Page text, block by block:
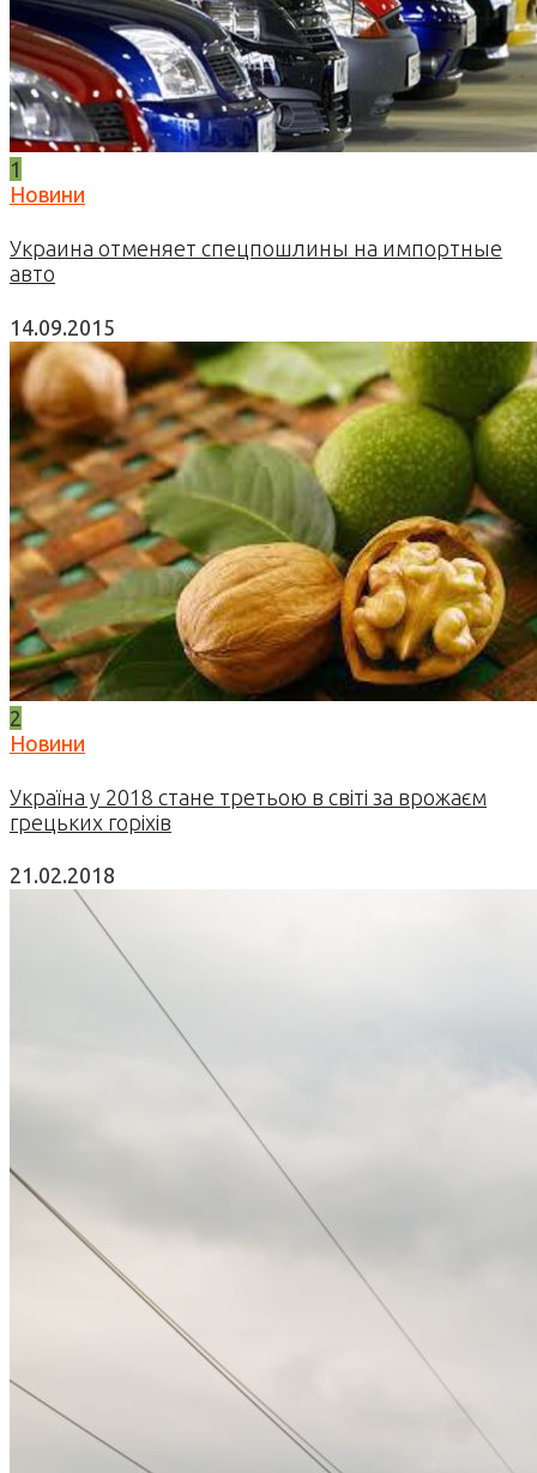
1
Новини
Украина отменяет спецпошлины на импортные
авто
14.09.2015
2
Новини
Україна у 2018 стане третьою в світі за врожаєм
грецьких горіхів
21.02.2018